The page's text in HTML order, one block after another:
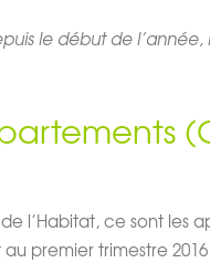
le début de
l’Habitat, ce sont
premier trimestre